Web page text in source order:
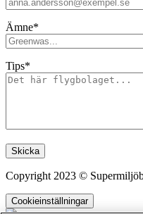
Ämne*
Tips*
Lämna detta fält tomt.
Copyright 2023 ©
Cookieinställningar